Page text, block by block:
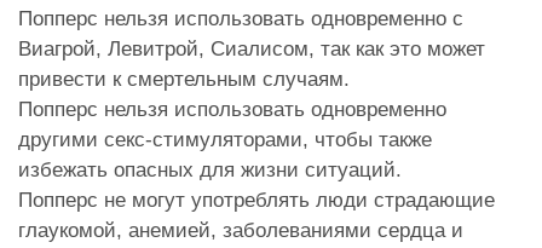
Попперс нельзя использовать одновременно с
Виагрой, Левитрой, Сиалисом, так как это может
привести к смертельным случаям.
Попперс нельзя использовать одновременно
другими секс-стимуляторами, чтобы также
избежать опасных для жизни ситуаций.
Попперс не могут употреблять люди страдающие
глаукомой, анемией, заболеваниями сердца и